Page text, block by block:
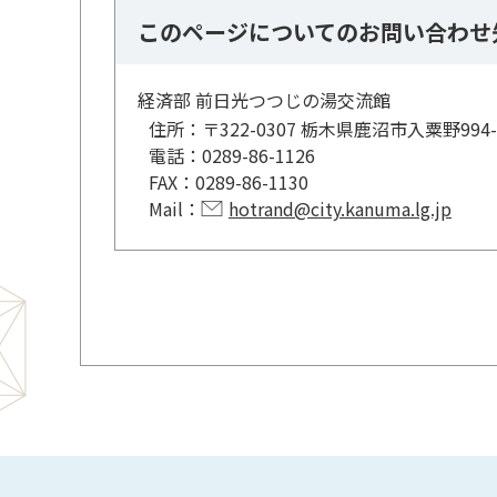
このページについてのお問い合わ
経済部 前日光つつじの湯交流館
住所： 〒322-0307 栃木県鹿沼市入粟野
電話： 0289-86-1126
FAX： 0289-86-1130
Mail：
hotrand@city.kanuma.lg.jp